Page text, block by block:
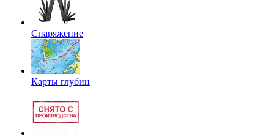
Снаряжение
Карты глубин